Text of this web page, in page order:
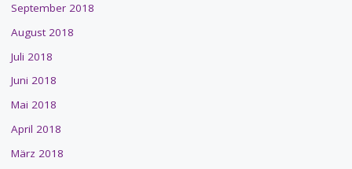
September 2018
August 2018
Juli 2018
Juni 2018
Mai 2018
April 2018
März 2018